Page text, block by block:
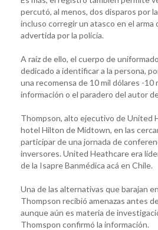
percutó, al menos, dos disparos por
incluso corregir un atasco en el arma
advertida por la policía.
A raíz de ello, el cuerpo de
dedicado a identificar a la persona,
una recomensa de 10 mil dólares -10
información o el paradero del autor
Thompson, alto ejecutivo de United
hotel Hilton de Midtown, en las
participar de una jornada de
inversores. United Heathcare era
de la Isapre Banmédica acá en Chile.
Una de las alternativas que barajan
Thompson recibió amenazas antes
aunque aún es materia de
Thomspon confirmó la información.